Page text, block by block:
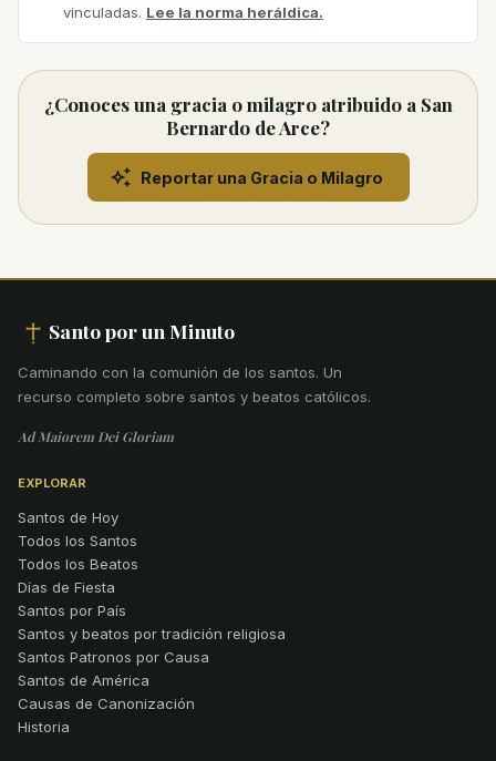
vinculadas. Lee la norma heráldica.
¿Conoces una gracia o milagro atribuido a San
Bernardo de Arce?
Reportar una Gracia o Milagro
Santo por un Minuto
Caminando con la comunión de los santos. Un
recurso completo sobre santos y beatos católicos.
Ad Maiorem Dei Gloriam
EXPLORAR
Santos de Hoy
Todos los Santos
Todos los Beatos
Días de Fiesta
Santos por País
Santos y beatos por tradición religiosa
Santos Patronos por Causa
Santos de América
Causas de Canonización
Historia